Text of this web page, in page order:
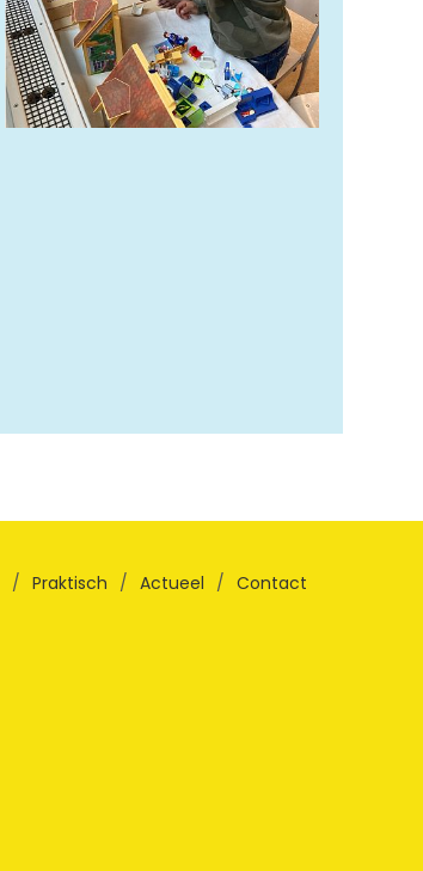
/ Praktisch / Actueel / Contact